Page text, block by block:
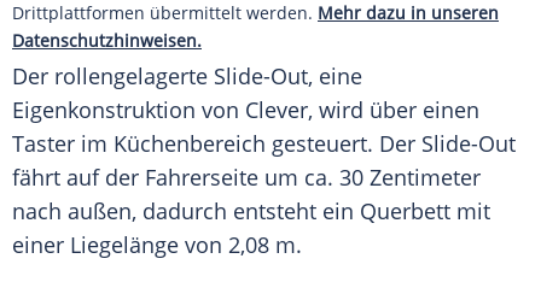
Drittplattformen übermittelt werden. Mehr dazu in unseren
Datenschutzhinweisen.
Der rollengelagerte Slide-Out, eine
Eigenkonstruktion von Clever, wird über einen
Taster im Küchenbereich gesteuert. Der Slide-Out
fährt auf der Fahrerseite um ca. 30 Zentimeter
nach außen, dadurch entsteht ein Querbett mit
einer Liegelänge von 2,08 m.